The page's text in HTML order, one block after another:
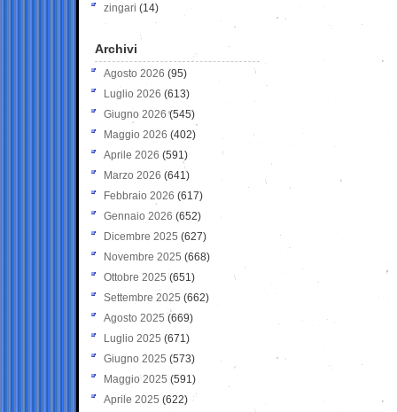
zingari (14)
Archivi
Agosto 2026 (95)
Luglio 2026 (613)
Giugno 2026 (545)
Maggio 2026 (402)
Aprile 2026 (591)
Marzo 2026 (641)
Febbraio 2026 (617)
Gennaio 2026 (652)
Dicembre 2025 (627)
Novembre 2025 (668)
Ottobre 2025 (651)
Settembre 2025 (662)
Agosto 2025 (669)
Luglio 2025 (671)
Giugno 2025 (573)
Maggio 2025 (591)
Aprile 2025 (622)